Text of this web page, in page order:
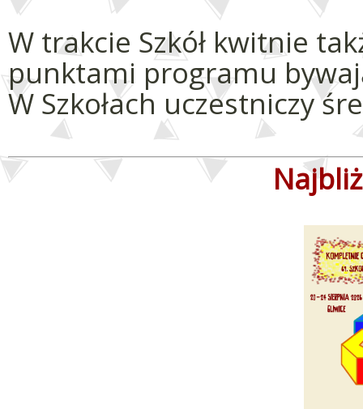
W trakcie Szkół kwitnie
punktami programu
W Szkołach uczestniczy